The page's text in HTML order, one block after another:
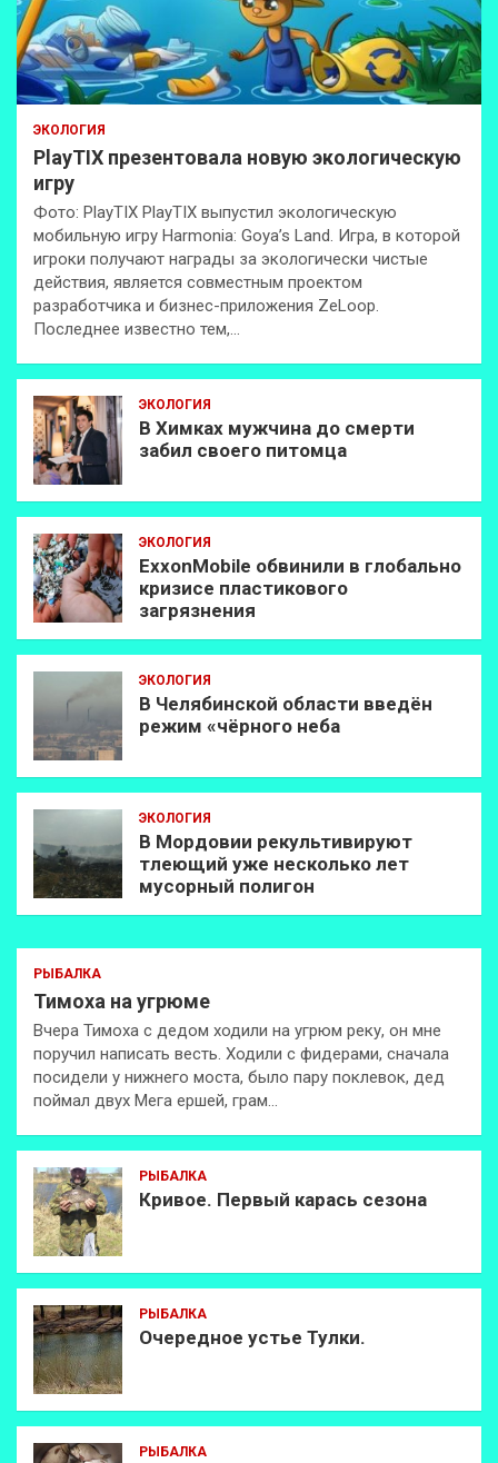
ЭКОЛОГИЯ
PlayTIX презентовала новую экологическую
игру
Фото: PlayTIX PlayTIX выпустил экологическую
мобильную игру Harmonia: Goya’s Land. Игра, в которой
игроки получают награды за экологически чистые
действия, является совместным проектом
разработчика и бизнес-приложения ZeLoop.
Последнее известно тем,…
ЭКОЛОГИЯ
В Химках мужчина до смерти
забил своего питомца
ЭКОЛОГИЯ
ExxonMobilе обвинили в глобально
кризисе пластикового
загрязнения
ЭКОЛОГИЯ
В Челябинской области введён
режим «чёрного неба
ЭКОЛОГИЯ
В Мордовии рекультивируют
тлеющий уже несколько лет
мусорный полигон
РЫБАЛКА
Тимоха на угрюме
Вчера Тимоха с дедом ходили на угрюм реку, он мне
поручил написать весть. Ходили с фидерами, сначала
посидели у нижнего моста, было пару поклевок, дед
поймал двух Мега ершей, грам…
РЫБАЛКА
Кривое. Первый карась сезона
РЫБАЛКА
Очередное устье Тулки.
РЫБАЛКА